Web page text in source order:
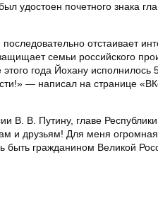
удостоен почетного знака
отстаивает
семьи российского
года Йохану исполнилось
— написал на странице
В. В. Путину, главе
и друзьям! Для меня огромная
быть гражданином Великой